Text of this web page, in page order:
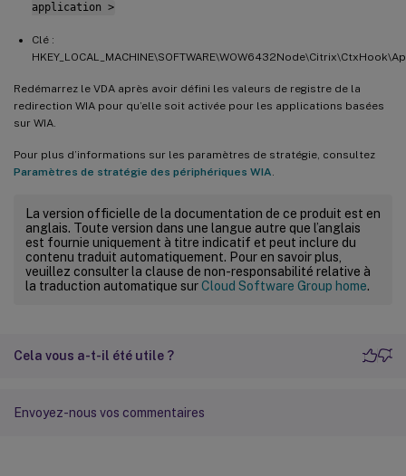
application >
Clé :
Redémarrez le VDA après avoir défini les valeurs de registre de la
redirection WIA pour qu’elle soit activée pour les applications basées
sur WIA.
Pour plus d’informations sur les paramètres de stratégie, consultez
Paramètres de stratégie des périphériques WIA
La version officielle de la documentation de ce produit est en
anglais. Toute version dans une langue autre que l’anglais
est fournie uniquement à titre indicatif et peut inclure du
contenu traduit automatiquement. Pour en savoir plus,
veuillez consulter la clause de non-responsabilité relative à
la traduction automatique surCloud Software Group home.
Cela vous a-t-il été utile ?
Envoyez-nous vos commentaires